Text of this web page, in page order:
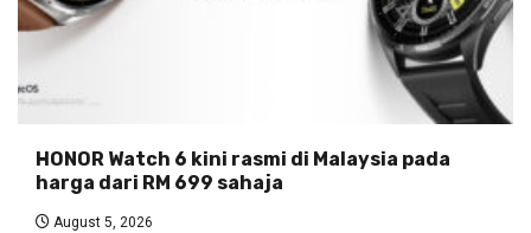
HONOR Watch 6 kini rasmi di Malaysia pada
harga dari RM 699 sahaja
August 5, 2026